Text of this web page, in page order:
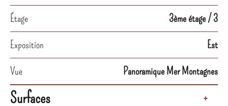
Étage
3ème étage / 3
Exposition
Est
Vue
Panoramique Mer Montagnes
Surfaces +